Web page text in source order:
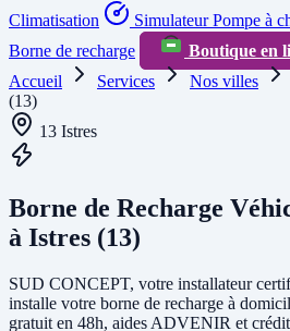
Climatisation
Simulateur Pompe à
Borne de recharge
Boutique en
Accueil
Services Nos villes
(13)
13 Istres
Borne de Recharge
à Istres (13)
SUD CONCEPT, votre installateur
installe votre borne de recharge à
gratuit en 48h, aides ADVENIR et